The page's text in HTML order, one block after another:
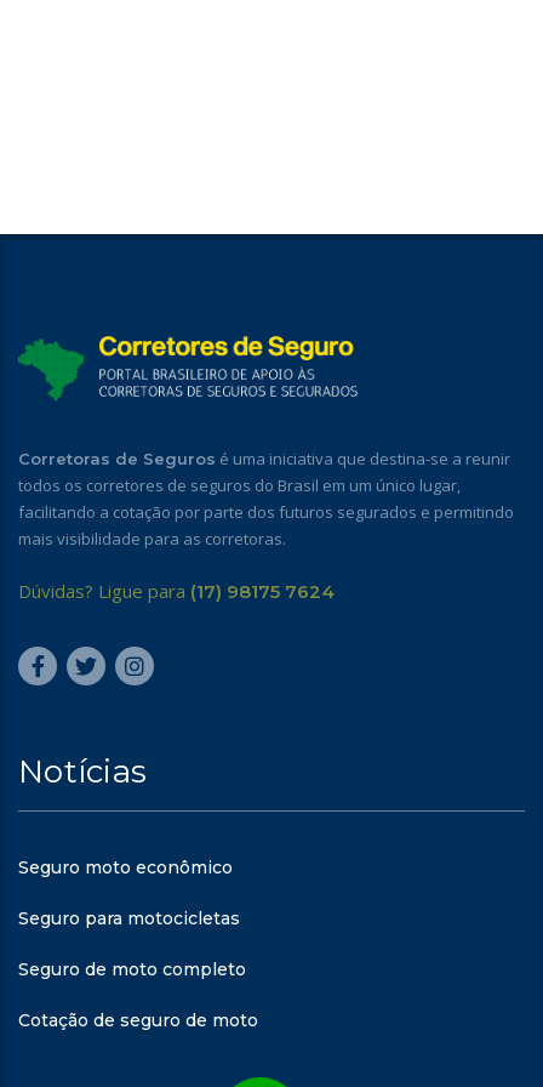
Corretoras de Seguros é uma iniciativa que destina-se a reunir
todos os corretores de seguros do Brasil em um único lugar,
facilitando a cotação por parte dos futuros segurados e permitindo
mais visibilidade para as corretoras.
Dúvidas? Ligue para (17) 98175 7624
Notícias
Seguro moto econômico
Seguro para motocicletas
Seguro de moto completo
Cotação de seguro de moto